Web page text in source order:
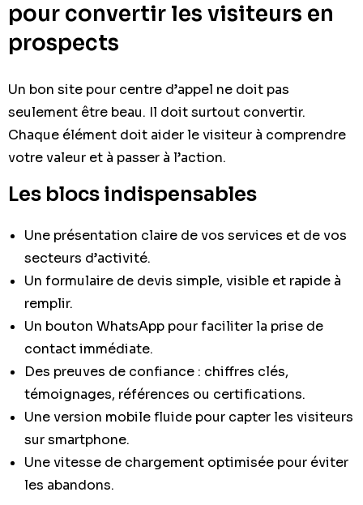
pour convertir les visiteurs en
prospects
Un bon site pour centre d’appel ne doit pas
seulement être beau. Il doit surtout convertir.
Chaque élément doit aider le visiteur à comprendre
votre valeur et à passer à l’action.
Les blocs indispensables
Une présentation claire de vos services et de vos
secteurs d’activité.
Un formulaire de devis simple, visible et rapide à
remplir.
Un bouton WhatsApp pour faciliter la prise de
contact immédiate.
Des preuves de confiance : chiffres clés,
témoignages, références ou certifications.
Une version mobile fluide pour capter les visiteurs
sur smartphone.
Une vitesse de chargement optimisée pour éviter
les abandons.